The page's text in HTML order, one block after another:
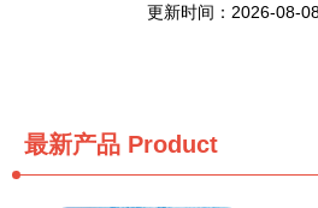
更新时间：2026-08-
最新产品 Product